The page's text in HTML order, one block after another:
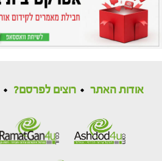
אודות האתר רוצים לפרסם?